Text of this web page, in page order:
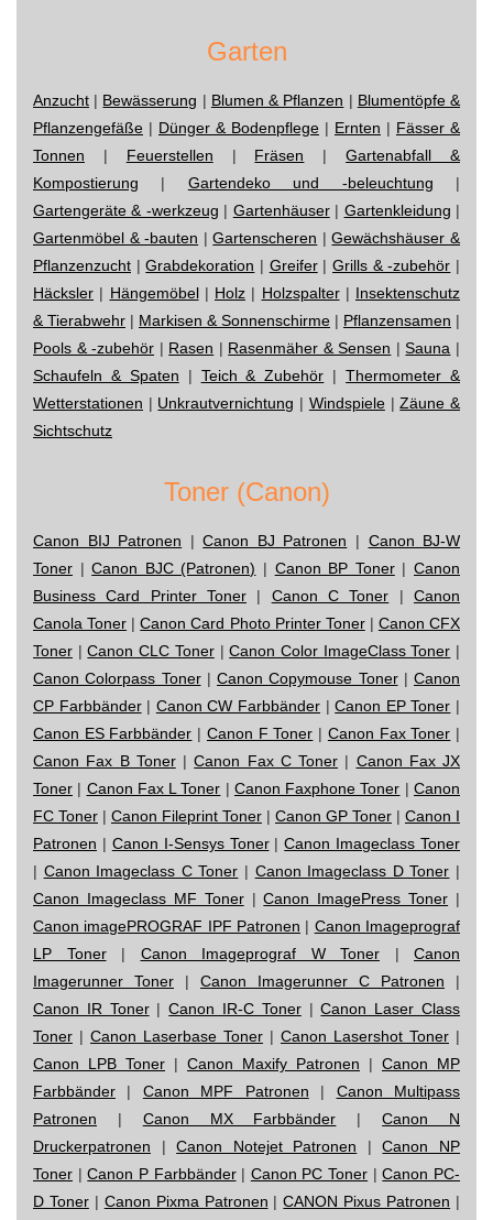
Garten
Anzucht | Bewässerung | Blumen & Pflanzen | Blumentöpfe &
Pflanzengefäße | Dünger & Bodenpflege | Ernten | Fässer &
Tonnen | Feuerstellen | Fräsen |Gartenabfall &
Kompostierung | Gartendeko und -beleuchtung |
Gartengeräte & -werkzeug | Gartenhäuser| Gartenkleidung |
Gartenmöbel & -bauten |Gartenscheren |Gewächshäuser &
Pflanzenzucht |Grabdekoration | Greifer|Grills & -zubehör |
Häcksler | Hängemöbel| Holz | Holzspalter| Insektenschutz
& Tierabwehr | Markisen & Sonnenschirme | Pflanzensamen |
Pools & -zubehör | Rasen | Rasenmäher & Sensen |Sauna |
Schaufeln & Spaten | Teich & Zubehör |Thermometer &
Wetterstationen | Unkrautvernichtung | Windspiele|Zäune &
Sichtschutz
Toner (Canon)
Canon BIJ Patronen |Canon BJ Patronen | Canon BJ-W
Toner |Canon BJC (Patronen) | Canon BP Toner|Canon
Business Card Printer Toner | Canon C Toner |Canon
Canola Toner |Canon Card Photo Printer Toner| Canon CFX
Toner |Canon CLC Toner|Canon Color ImageClass Toner |
Canon Colorpass Toner| Canon Copymouse Toner| Canon
CP Farbbänder| Canon CW Farbbänder |Canon EP Toner |
Canon ES Farbbänder | Canon F Toner | Canon Fax Toner |
Canon Fax B Toner|Canon Fax C Toner | Canon Fax JX
Toner | Canon Fax L Toner | Canon Faxphone Toner |Canon
FC Toner | Canon Fileprint Toner | Canon GP Toner | Canon I
Patronen | Canon I-Sensys Toner|Canon Imageclass Toner
| Canon Imageclass C Toner | Canon Imageclass D Toner |
Canon Imageclass MF Toner|Canon ImagePress Toner |
Canon imagePROGRAF IPF Patronen | Canon Imageprograf
LP Toner| Canon Imageprograf W Toner | Canon
Imagerunner Toner | Canon Imagerunner C Patronen |
Canon IR Toner|Canon IR-C Toner|Canon Laser Class
Toner | Canon Laserbase Toner | Canon Lasershot Toner |
Canon LPB Toner | Canon Maxify Patronen | Canon MP
Farbbänder | Canon MPF Patronen | Canon Multipass
Patronen | Canon MX Farbbänder |Canon N
Druckerpatronen |Canon Notejet Patronen |Canon NP
Toner |Canon P Farbbänder| Canon PC Toner |Canon PC-
D Toner| Canon Pixma Patronen |CANON Pixus Patronen |